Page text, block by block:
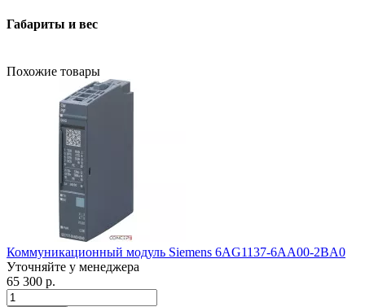
Габариты и вес
Похожие товары
Коммуникационный модуль Siemens 6AG1137-6AA00-2BA0
Уточняйте у менеджера
65 300 р.